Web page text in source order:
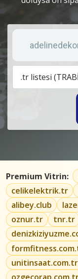
Anahtar kelime
Premium Vitrin:
celikelektrik.tr
alibey.club
oznur.tr
tnr.tr
unitinsaat.com.tr